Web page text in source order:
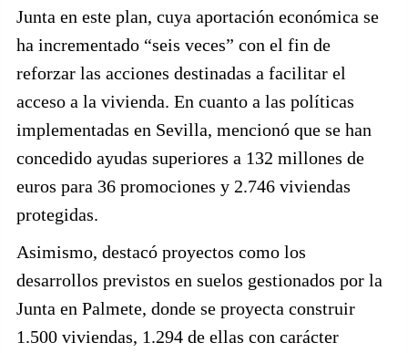
Junta en este plan, cuya aportación económica se
ha incrementado “seis veces” con el fin de
reforzar las acciones destinadas a facilitar el
acceso a la vivienda. En cuanto a las políticas
implementadas en Sevilla, mencionó que se han
concedido ayudas superiores a 132 millones de
euros para 36 promociones y 2.746 viviendas
protegidas.
Asimismo, destacó proyectos como los
desarrollos previstos en suelos gestionados por la
Junta en Palmete, donde se proyecta construir
1.500 viviendas, 1.294 de ellas con carácter